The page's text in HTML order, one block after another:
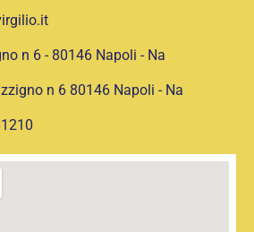
n 6 - 80146 Napoli - Na
n 6 80146 Napoli - Na